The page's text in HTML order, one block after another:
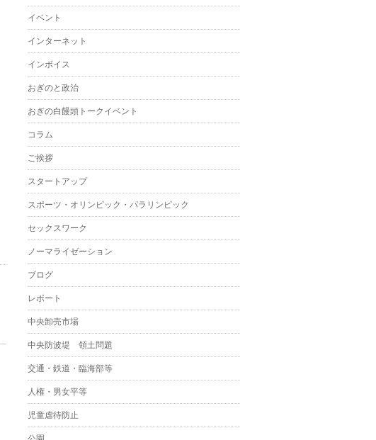
イベント
インターネット
インボイス
おぎのと政治
おぎの白饅頭トークイベント
コラム
ご挨拶
スタートアップ
スポーツ・オリンピック・パラリンピック
セックスワーク
ノーマライゼーション
ブログ
レポート
中央卸売市場
中央防波堤 領土問題
交通・鉄道・臨海部等
人権・男女平等
児童虐待防止